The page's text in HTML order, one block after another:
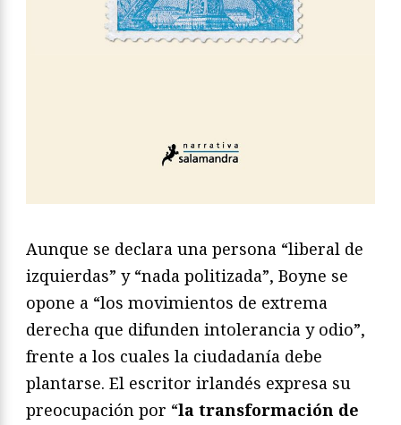
Aunque se declara una persona “liberal de
izquierdas” y “nada politizada”, Boyne se
opone a “los movimientos de extrema
derecha que difunden intolerancia y odio”,
frente a los cuales la ciudadanía debe
plantarse. El escritor irlandés expresa su
preocupación por “la transformación de